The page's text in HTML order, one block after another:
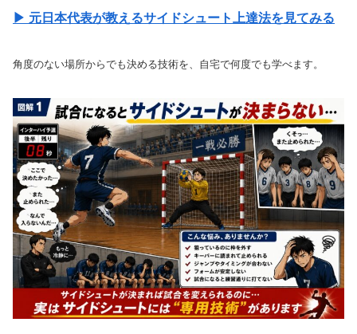
▶ 元日本代表が教えるサイドシュート上達法を見てみる
角度のない場所からでも決める技術を、自宅で何度でも学べます。